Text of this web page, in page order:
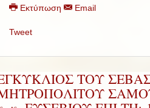
Εκτύπωση Email
Tweet
ΤΟΥ